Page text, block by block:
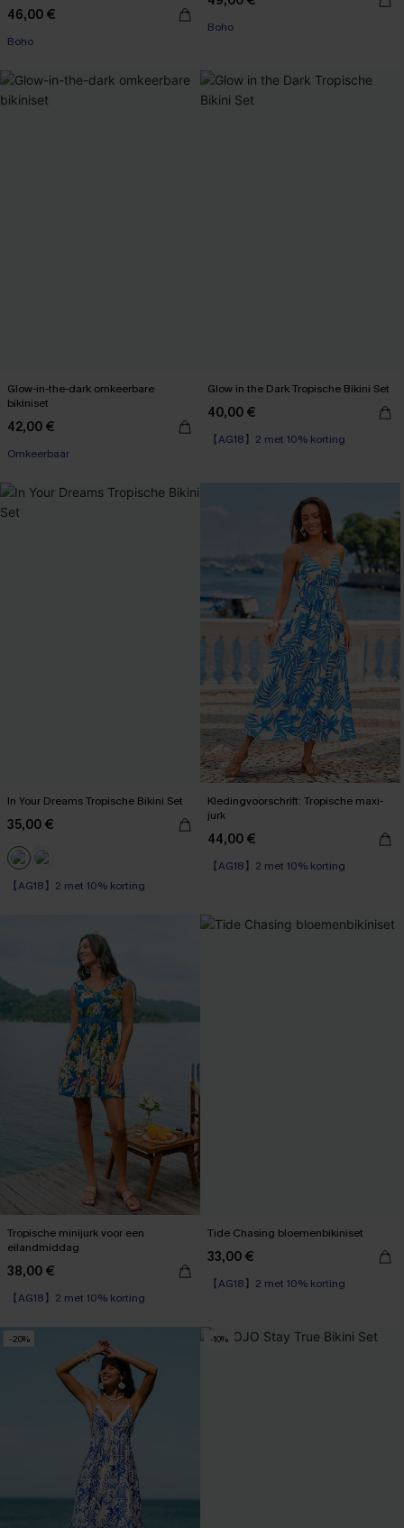
46,00 €
Boho
Boho
Glow-in-the-dark omkeerbare
bikiniset
42,00 €
【AG18】2 met 10% korting
Omkeerbaar
Glow in the Dark Tropische Bikini Set
40,00 €
【AG18】2 met 10% korting
In Your Dreams Tropische Bikini Set
35,00 €
【AG18】2 met 10% korting
Kledingvoorschrift: Tropische maxi-
jurk
44,00 €
【AG18】2 met 10% korting
Tropische minijurk voor een
eilandmiddag
38,00 €
【AG18】2 met 10% korting
Tide Chasing bloemenbikiniset
33,00 €
【AG18】2 met 10% korting
-20% -10%